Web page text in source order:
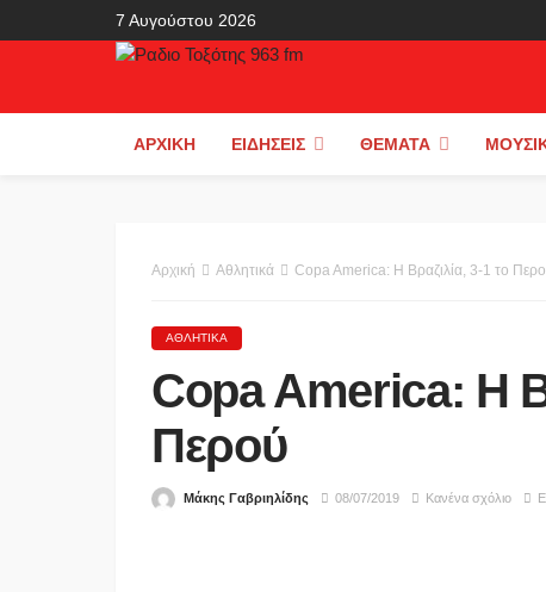
7 Αυγούστου 2026
ΑΡΧΙΚΉ ΕΙΔΉΣΕΙΣ ΘΈΜΑΤΑ
Αρχική Αθλητικά Copa America: Η Βραζιλία, 3-1 το
ΑΘΛΗΤΙΚΆ
Copa America: Η
Περού
Μάκης Γαβριηλίδης 08/07/2019 Κανένα σχόλιο